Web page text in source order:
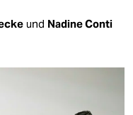
und Nadine Conti